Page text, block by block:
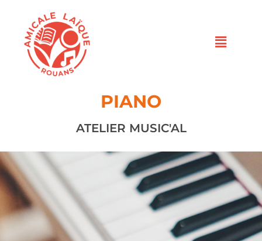
PIANO
ATELIER MUSIC'AL